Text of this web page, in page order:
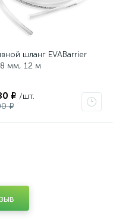
шланг EVABarrier
мм, 12 м
₽ /шт.
₽